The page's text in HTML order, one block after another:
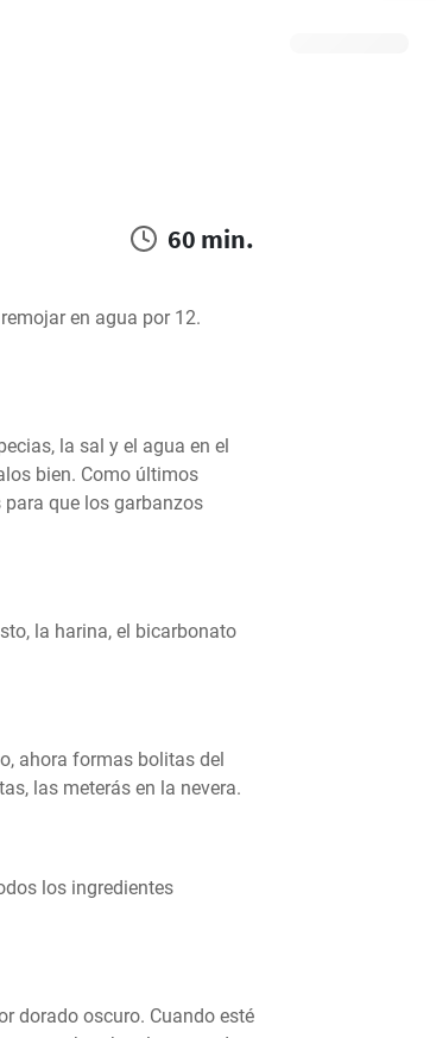
60 min.
en agua por 12.
la sal y el agua en el
bien. Como últimos
que los garbanzos
la harina, el bicarbonato
ahora formas bolitas del
las meterás en la nevera.
los ingredientes
dorado oscuro. Cuando esté